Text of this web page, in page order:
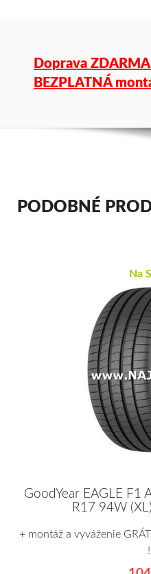
Doprava
BEZPLATNÁ
PODOBNÉ
Na
GoodYear EAGLE F1
R17 94W
+ montáž a vyváženie